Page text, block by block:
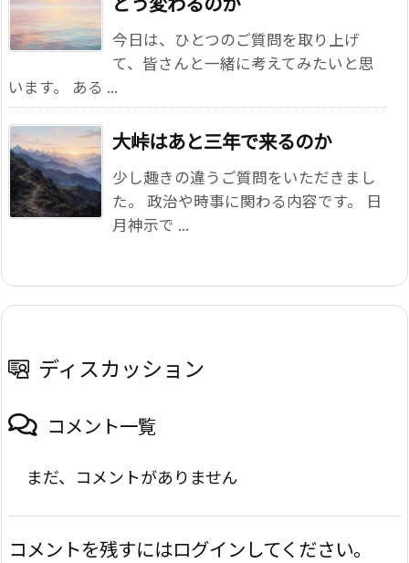
今日は、ひとつのご質問を取り上げ
て、皆さんと一緒に考えてみたいと思
います。 ある ...
大峠はあと三年で来るのか
少し趣きの違うご質問をいただきまし
た。 政治や時事に関わる内容です。 日
月神示で ...
ディスカッション
コメント一覧
まだ、コメントがありません
コメントを残すにはログインしてください。